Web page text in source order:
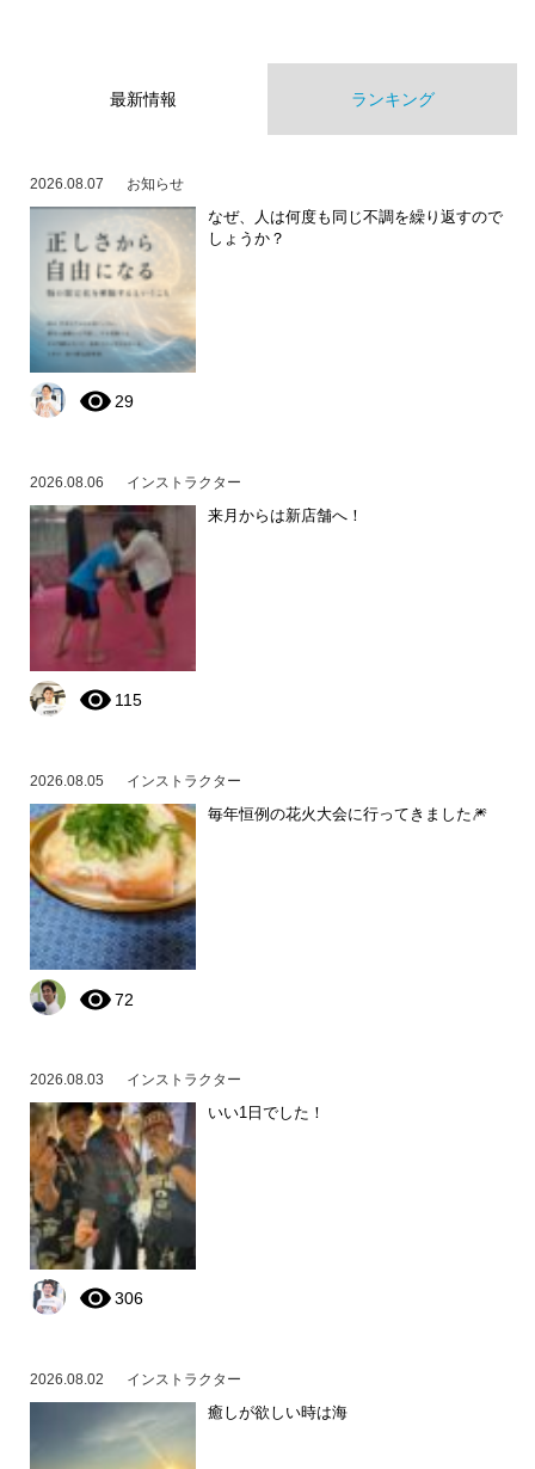
最新情報 ランキング
2026.08.07 お知らせ
なぜ、人は何度も同じ不調を繰り返すので
しょうか？
29
2026.08.06 インストラクター
来月からは新店舗へ！
115
2026.08.05 インストラクター
毎年恒例の花火大会に行ってきました🎆
72
2026.08.03 インストラクター
いい1日でした！
306
2026.08.02 インストラクター
癒しが欲しい時は海